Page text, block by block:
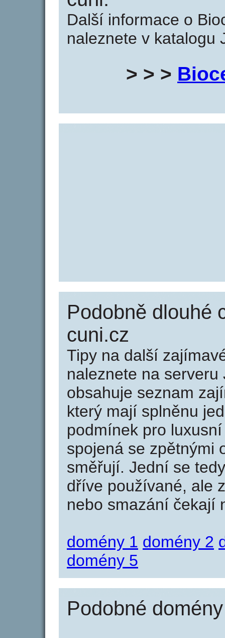
Další informace o
naleznete v katalogu
> > >
Podobně dlouhé
cuni.cz
Tipy na další
naleznete na serveru
obsahuje seznam
který mají splněnu
podmínek pro
spojená se zpětnými
směřují. Jední se
dříve používané, ale
nebo smazání čekají
domény 1 domény 2
domény 5
Podobné